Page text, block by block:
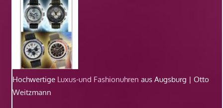
Hochwertige Luxus-und Fashionuhren aus Augsburg | Otto
Weitzmann